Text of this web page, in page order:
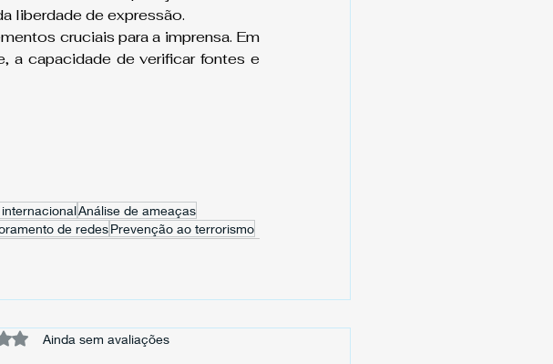
liberdade de expressão.
cruciais para a imprensa. Em
a capacidade de verificar fontes e
Análise de ameaças
de redesPrevenção ao terrorismo
com 0 de 5 estrelas.
Ainda sem avaliações